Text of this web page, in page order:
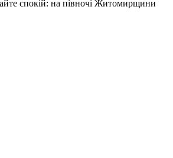
спокій: на півночі Житомирщини